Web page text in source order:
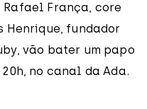
França, core
Henrique, fundador
vão bater um papo
no canal da Ada.